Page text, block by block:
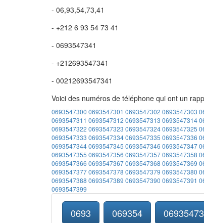
- 06,93,54,73,41
- +212 6 93 54 73 41
- 0693547341
- +212693547341
- 00212693547341
Voici des numéros de téléphone qui ont un
0693547300 0693547301 0693547302 0693547303
0693547311 0693547312 0693547313 0693547314
0693547322 0693547323 06935473240693547325
0693547333 06935473340693547335 0693547336
06935473440693547345 0693547346 0693547347
0693547355 0693547356 06935473570693547358
0693547366 06935473670693547368 0693547369
06935473770693547378 0693547379 0693547380
0693547388 0693547389 0693547390 0693547391
0693547399
0693 069354 06935473